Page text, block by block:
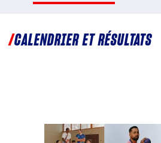
CALENDRIER ET RÉSULTATS